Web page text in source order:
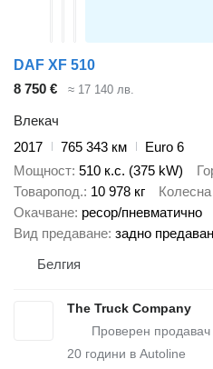
DAF XF 510
8 750 €
≈ 17 140 лв.
Влекач
2017
765 343 км
Euro 6
Мощност 510 к.с. (375 kW)
Товаропод. 10 978 кг
Окачване ресор/пневматично
Вид предаване задно
Белгия
The Truck Company
20 години в Autoline